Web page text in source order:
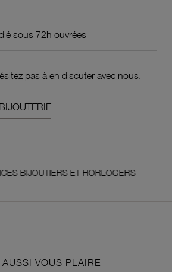
sous 72h ouvrées
pas à en discuter avec nous.
ET HORLOGERS
VOUS PLAIRE